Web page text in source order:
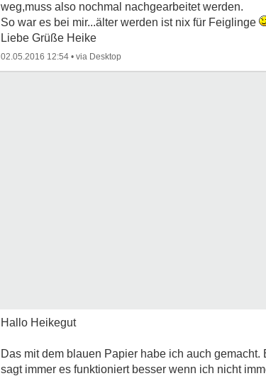
weg,muss also nochmal nachgearbeitet werden.
So war es bei mir...älter werden ist nix für Feiglinge
Liebe Grüße Heike
02.05.2016 12:54 •
Hallo Heikegut
Das mit dem blauen Papier habe ich auch
sagt immer es funktioniert besser wenn ich nicht